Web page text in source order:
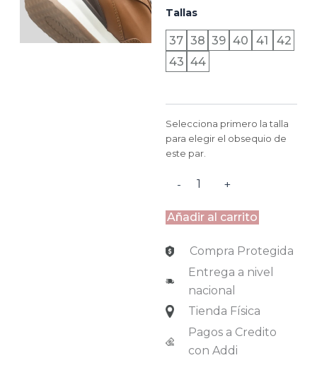
Tallas
37 38 39 40 41
42
43 44
Selecciona primero la talla
para elegir el obsequio de
este par.
-
MARSELLA
-
MIEL
cantidad
+
Añadir al carrito
Compra Protegida
Entrega a nivel
nacional
Tienda Física
Pagos a Credito
con Addi